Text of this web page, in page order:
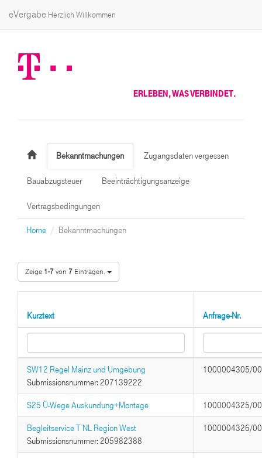
eVergabe Herzlich Willkommen
ERLEBEN, WAS VERBINDET.
Bekanntmachungen Zugangsdaten vergessen
Bauabzugsteuer Beeinträchtigungsanzeige
Vertragsbedingungen
Home Bekanntmachungen
Zeige 1-7von 7 Einträgen.
Kurztext Anfrage-Nr.
SW12 Regel Mainz und Umgebung
Submissionsnummer: 207139222
1000004305/
S25 Ü-Wege Auskundung+Montage 1000004325/
Begleitservice T NL Region West
Submissionsnummer: 205982388
1000004326/